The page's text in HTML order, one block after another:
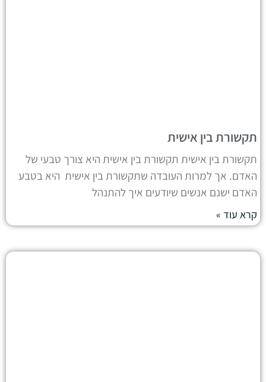
תקשורת בין אישית
תקשורת בין אישית תקשורת בין אישית היא צורך טבעי של
האדם. אך למרות העובדה שתקשורת בין אישית היא בטבע
האדם ישנם אנשים שיודעים איך להתנהל
קרא עוד »